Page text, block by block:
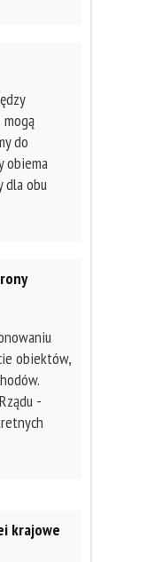
do
obiema
dla obu
obiektów,
-
krajowe